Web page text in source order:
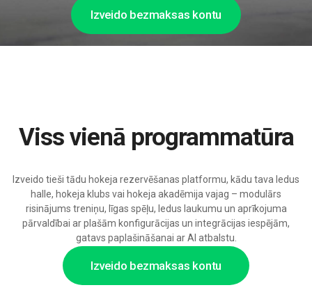
Izveido bezmaksas kontu
Izveido bezmaksas kontu
Viss vienā programmatūra
Izveido tieši tādu hokeja rezervēšanas platformu, kādu tava ledus
halle, hokeja klubs vai hokeja akadēmija vajag – modulārs
risinājums treniņu, līgas spēļu, ledus laukumu un aprīkojuma
pārvaldībai ar plašām konfigurācijas un integrācijas iespējām,
gatavs paplašināšanai ar AI atbalstu.